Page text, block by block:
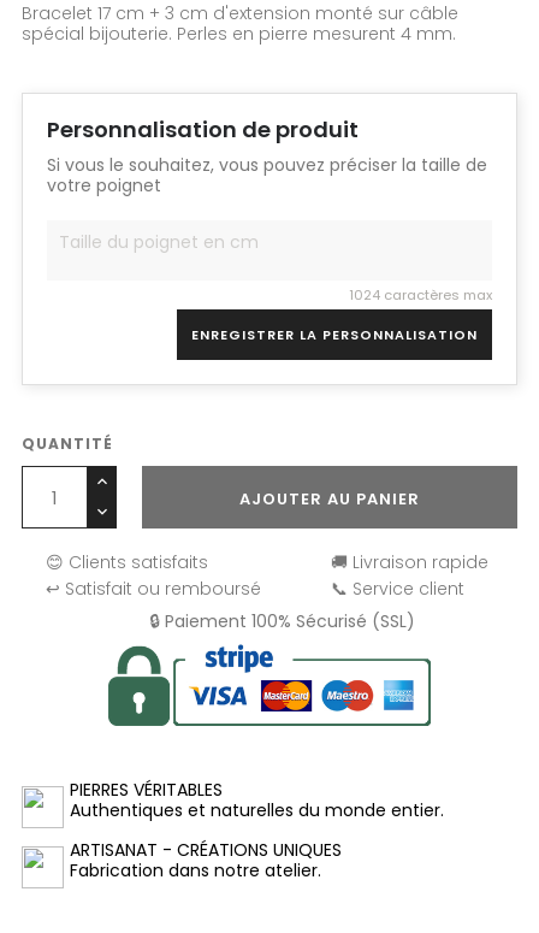
Bracelet 17 cm + 3 cm d'extension monté sur câble
spécial bijouterie. Perles en pierre mesurent 4 mm.
Personnalisation de produit
Si vous le souhaitez, vous pouvez préciser la taille de
votre poignet
1024 caractères max
ENREGISTRER LA PERSONNALISATION
QUANTITÉ
AJOUTER AU PANIER
😊 Clients satisfaits
🚚 Livraison rapide
↩️ Satisfait ou remboursé
📞 Service client
🔒 Paiement 100% Sécurisé (SSL)
PIERRES VÉRITABLES
Authentiques et naturelles du monde entier.
ARTISANAT - CRÉATIONS UNIQUES
Fabrication dans notre atelier.